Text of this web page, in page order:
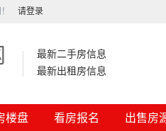
请登录
最新二手房信息
最新出租房信息
楼盘 看房报名 出售房